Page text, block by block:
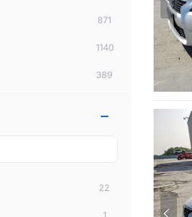
871
1140
389
288
100
22